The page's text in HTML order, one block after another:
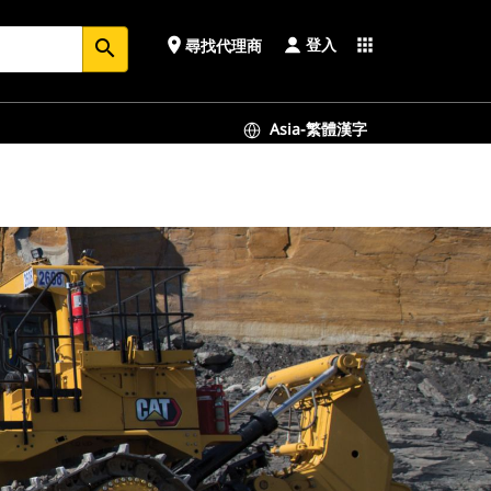
search place 尋找代理商 登入 apps
Asia-繁體漢字